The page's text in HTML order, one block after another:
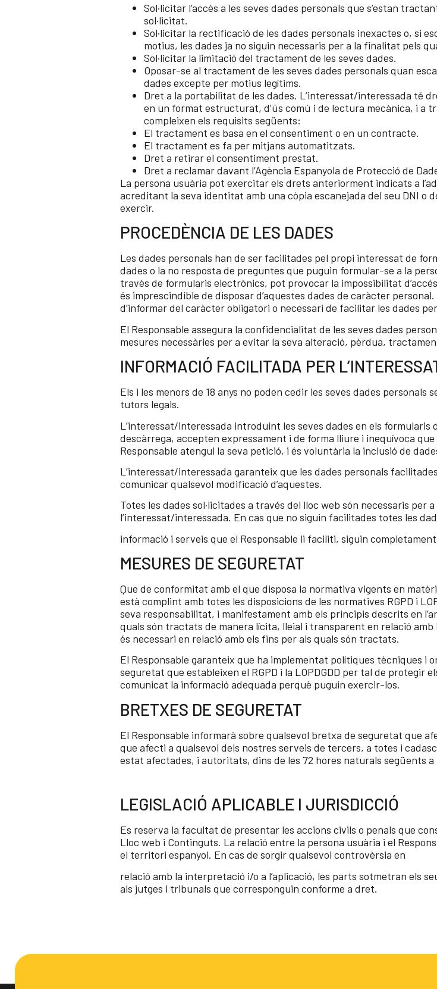
Sol·licitar l’accés a les seves dades personals que s’estan
sol·licitat.
Sol·licitar la rectificació de les dades personals inexactes o, si
motius, les dades ja no siguin necessaris per a la finalitat pels
Sol·licitar la limitació del tractament de les seves dades.
Oposar-se al tractament de les seves dades personals quan
dades excepte per motius legítims.
Dret a la portabilitat de les dades. L’interessat/interessada té
en un format estructurat, d’ús comú i de lectura mecànica, i a
compleixen els requisits següents:
El tractament es basa en el consentiment o en un contracte.
El tractament es fa per mitjans automatitzats.
Dret a retirar el consentiment prestat.
Dret a reclamar davant l’Agència Espanyola de Protecció de
La persona usuària pot exercitar els drets anteriorment indicats a
acreditant la seva identitat amb una còpia escanejada del seu DNI
exercir.
PROCEDÈNCIA DE LES DADES
Les dades personals han de ser facilitades pel propi interessat de
dades o la no resposta de preguntes que puguin formular-se a la
través de formularis electrònics, pot provocar la impossibilitat
és imprescindible de disposar d’aquestes dades de caràcter
d’informar del caràcter obligatori o necessari de facilitar les dades
El Responsable assegura la confidencialitat de les seves dades
mesures necessàries per a evitar la seva alteració, pèrdua,
INFORMACIÓ FACILITADA PER
Els i les menors de 18 anys no poden cedir les seves dades
tutors legals.
L’interessat/interessada introduint les seves dades en els
descàrrega, accepten expressament i de forma lliure i inequívoca
Responsable atengui la seva petició, i és voluntària la inclusió de
L’interessat/interessada garanteix que les dades personals
comunicar qualsevol modificació d’aquestes.
Totes les dades sol·licitades a través del lloc web són necessaris per
l’interessat/interessada. En cas que no siguin facilitades totes les
informació i serveis que el Responsable li faciliti, siguin
MESURES DE SEGURETAT
Que de conformitat amb el que disposa la normativa vigents en
està complint amb totes les disposicions de les normatives RGPD i
seva responsabilitat, i manifestament amb els principis descrits en
quals són tractats de manera lícita, lleial i transparent en relació
és necessari en relació amb els fins per als quals són tractats.
El Responsable garanteix que ha implementat polítiques tècniques i
seguretat que estableixen el RGPD i la LOPDGDD per tal de protegir
comunicat la informació adequada perquè puguin exercir-los.
BRETXES DE SEGURETAT
El Responsable informarà sobre qualsevol bretxa de seguretat que
que afecti a qualsevol dels nostres serveis de tercers, a totes i
estat afectades, i autoritats, dins de les 72 hores naturals següents
LEGISLACIÓ APLICABLE I JURISDICCIÓ
Es reserva la facultat de presentar les accions civils o penals que
Lloc web i Continguts. La relació entre la persona usuària i el
el territori espanyol. En cas de sorgir qualsevol controvèrsia en
relació amb la interpretació i/o a l’aplicació, les parts sotmetran els
als jutges i tribunals que corresponguin conforme a dret.